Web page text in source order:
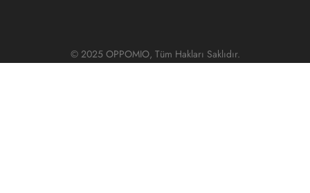
© 2025 OPPOMIO, Tüm Hakları Saklıdır.